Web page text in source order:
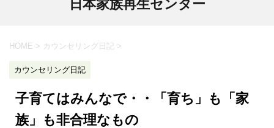
日本家族再生センター
HOME > カウンセリング日記 >
カウンセリング日記
子育てはみんなで・・「育ち」も「家
族」も非合理なもの